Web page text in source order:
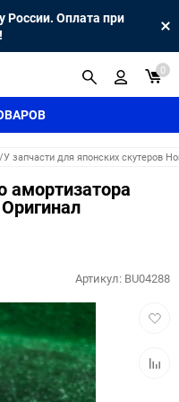
России. Оплата при
0
запчасти для японских скутеров
амортизатора
Артикул: BU04288